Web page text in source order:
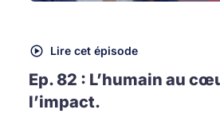
Lire cet épisode
Ep. 82 : L’humain au
l’impact.